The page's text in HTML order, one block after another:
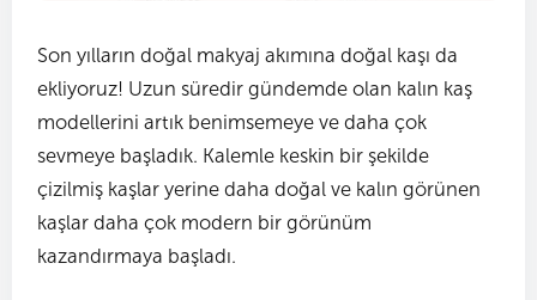
Son yılların doğal makyaj akımına doğal kaşı da
ekliyoruz! Uzun süredir gündemde olan kalın kaş
modellerini artık benimsemeye ve daha çok
sevmeye başladık. Kalemle keskin bir şekilde
çizilmiş kaşlar yerine daha doğal ve kalın görünen
kaşlar daha çok modern bir görünüm
kazandırmaya başladı.